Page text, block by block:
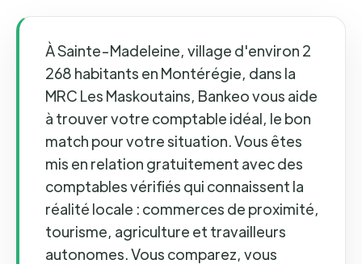
À Sainte-Madeleine, village d'environ 2
268 habitants en Montérégie, dans la
MRC Les Maskoutains, Bankeo vous aide
à trouver votre comptable idéal, le bon
match pour votre situation. Vous êtes
mis en relation gratuitement avec des
comptables vérifiés qui connaissent la
réalité locale : commerces de proximité,
tourisme, agriculture et travailleurs
autonomes. Vous comparez, vous